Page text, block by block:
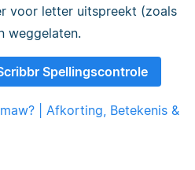
voor letter uitspreekt (zoals
weggelaten.
Spellingscontrole
| Afkorting, Betekenis &